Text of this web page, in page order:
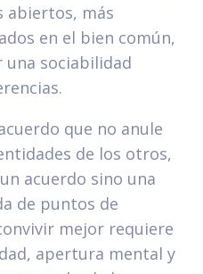
abiertos, más
en el bien común,
una sociabilidad
que no anule
de los otros,
acuerdo sino una
de puntos de
mejor requiere
apertura mental y